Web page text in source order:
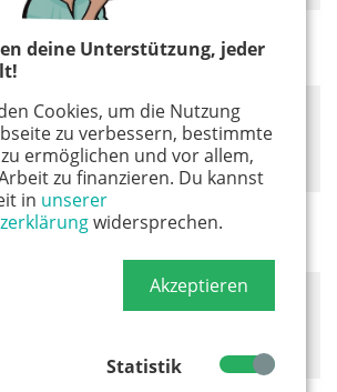
deine Unterstützung, jeder
Cookies, um die Nutzung
zu verbessern, bestimmte
ermöglichen und vor allem,
zu finanzieren. Du kannst
in unserer
widersprechen.
Akzeptieren
Statistik
2023
dieCookie-Meldung, um das Laden
Inhalten zu ermöglichen wie z.B.
Podcast-Player.
2022
, um das Laden